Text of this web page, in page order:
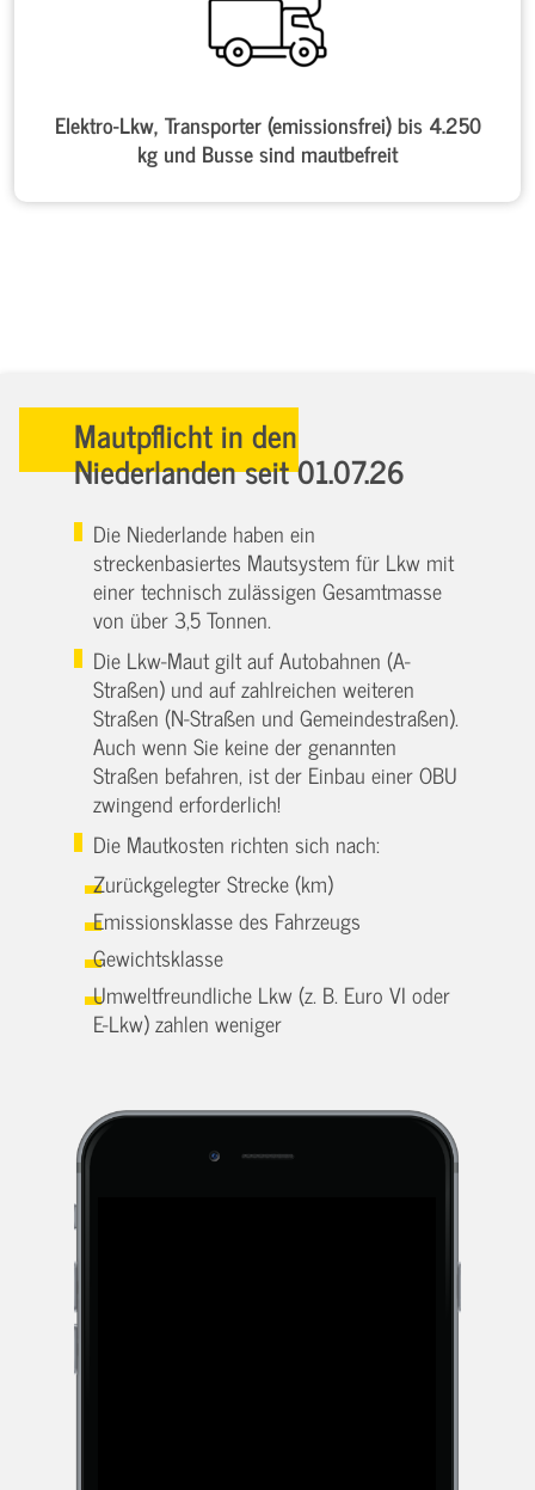
Elektro-Lkw, Transporter (emissionsfrei) bis 4.250
kg und Busse sind mautbefreit
Mautpflicht in den
Niederlanden seit 01.07.26
Die Niederlande haben ein
streckenbasiertes Mautsystem für Lkw mit
einer technisch zulässigen Gesamtmasse
von über 3,5 Tonnen.
Die Lkw-Maut gilt auf Autobahnen (A-
Straßen) und auf zahlreichen weiteren
Straßen (N-Straßen und Gemeindestraßen).
Auch wenn Sie keine der genannten
Straßen befahren, ist der Einbau einer OBU
zwingend erforderlich!
Die Mautkosten richten sich nach:
Zurückgelegter Strecke (km)
Emissionsklasse des Fahrzeugs
Gewichtsklasse
Umweltfreundliche Lkw (z. B. Euro VI oder
E-Lkw) zahlen weniger